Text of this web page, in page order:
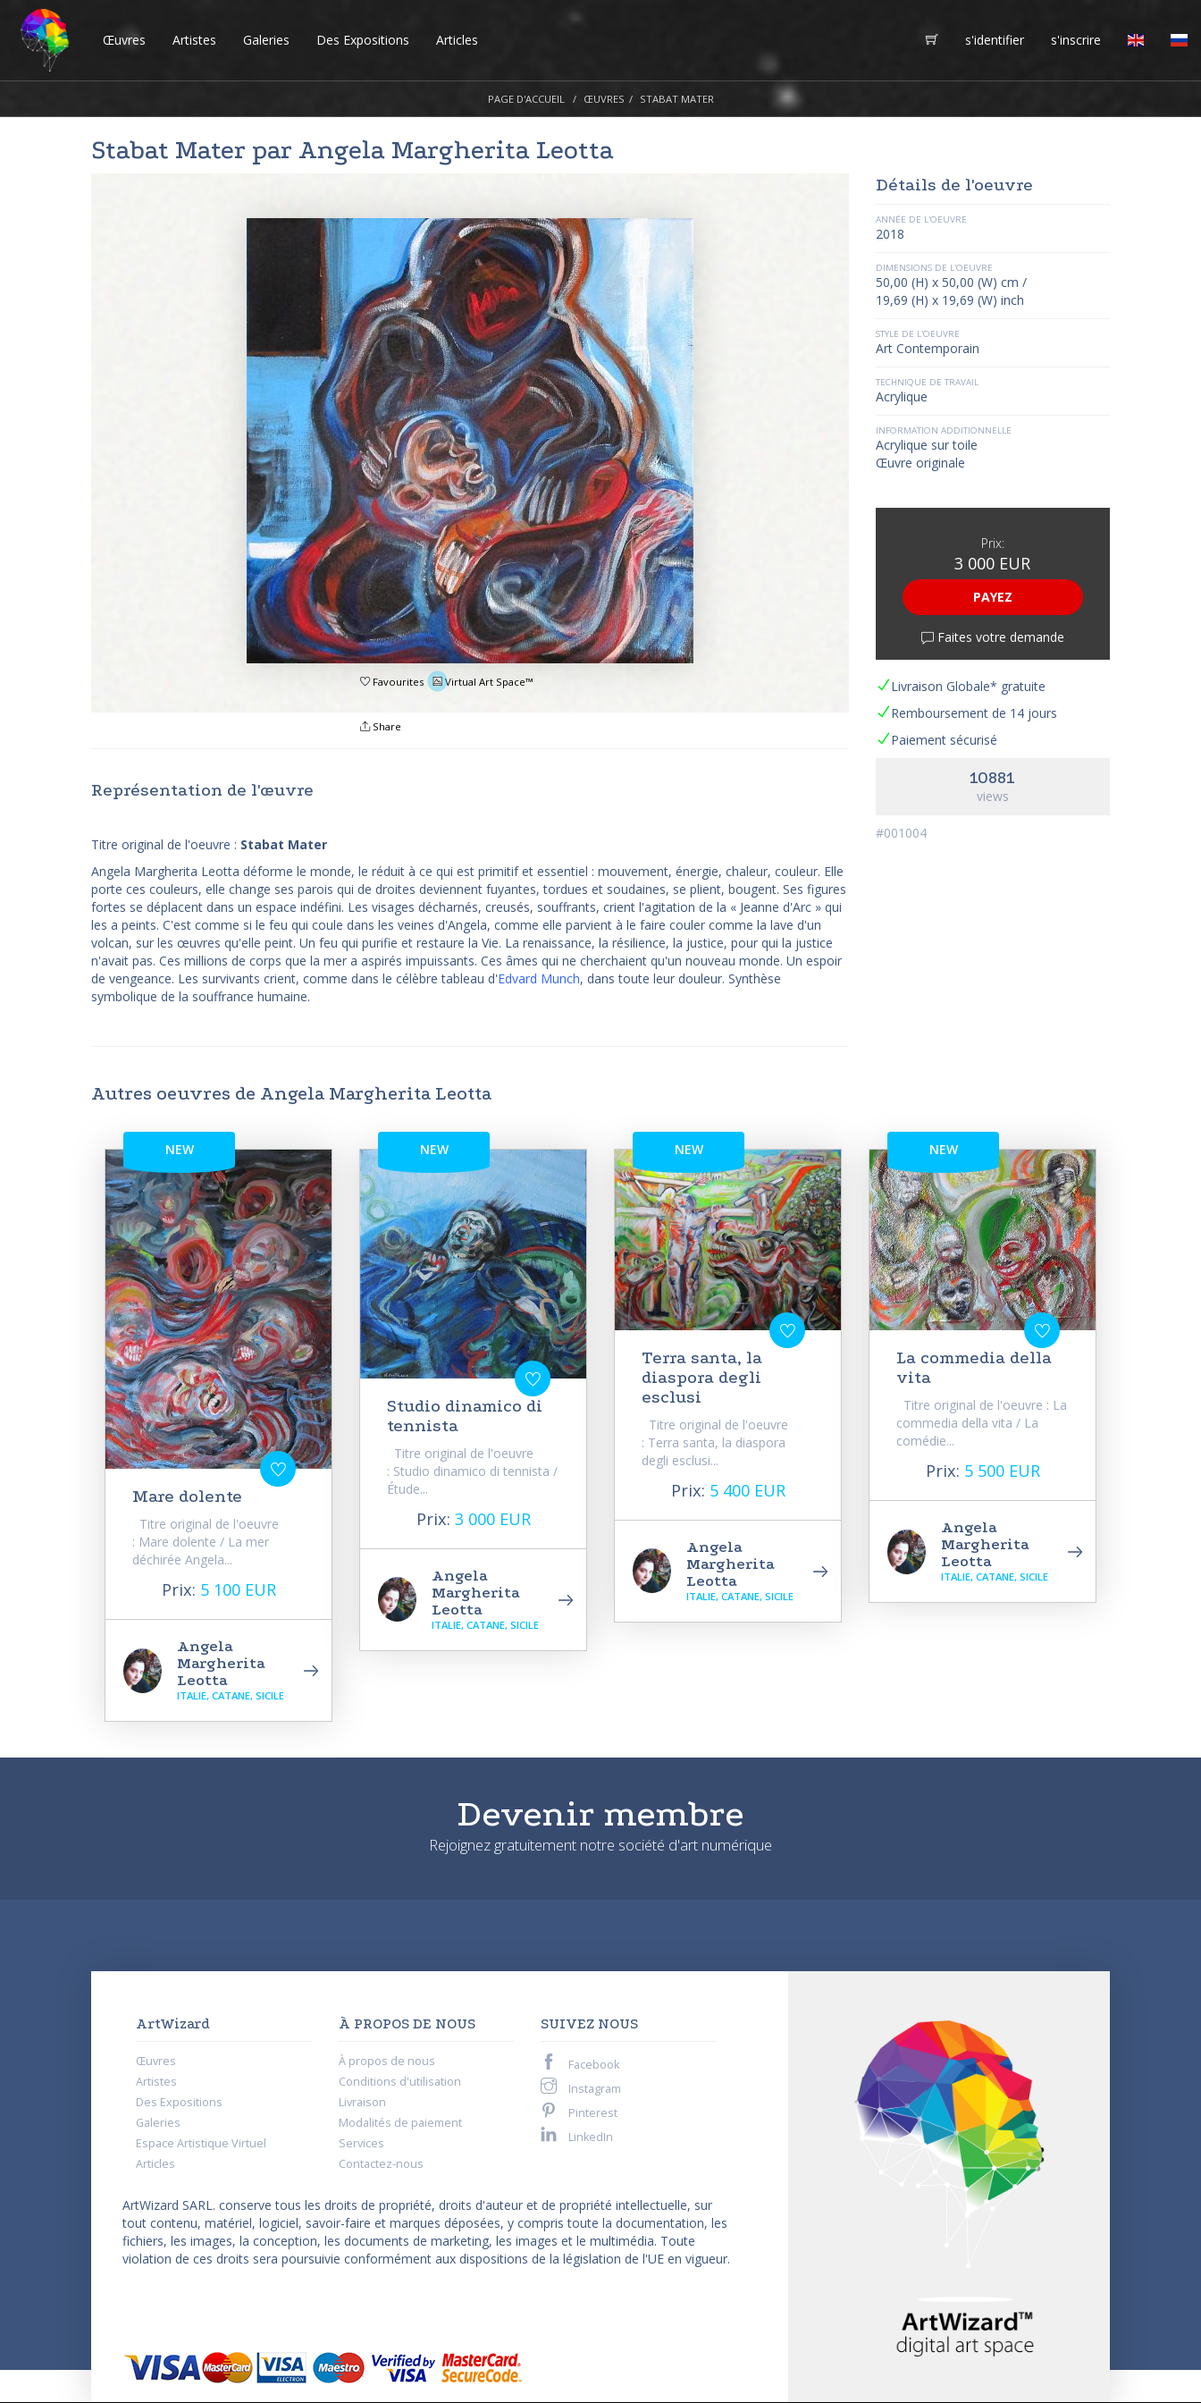
Œuvres Artistes Galeries Des Expositions Articles s'identifier s'inscrire
PAGE D'ACCUEIL ŒUVRES STABAT MATER
Stabat Mater par Angela Margherita Leotta
Favourites Virtual Art Space™
Share
Représentation de l'œuvre
Titre original de l'oeuvre : Stabat Mater
Angela Margherita Leotta déforme le monde, le réduit à ce qui est primitif et essentiel : mouvement, énergie, chaleur, couleur. Elle
porte ces couleurs, elle change ses parois qui de droites deviennent fuyantes, tordues et soudaines, se plient, bougent. Ses figures
fortes se déplacent dans un espace indéfini. Les visages décharnés, creusés, souffrants, crient l'agitation de la « Jeanne d'Arc » qui
les a peints. C'est comme si le feu qui coule dans les veines d'Angela, comme elle parvient à le faire couler comme la lave d'un
volcan, sur les œuvres qu'elle peint. Un feu qui purifie et restaure la Vie. La renaissance, la résilience, la justice, pour qui la justice
n'avait pas. Ces millions de corps que la mer a aspirés impuissants. Ces âmes qui ne cherchaient qu'un nouveau monde. Un espoir
de vengeance. Les survivants crient, comme dans le célèbre tableau d'Edvard Munch, dans toute leur douleur. Synthèse
symbolique de la souffrance humaine.
Détails de l'oeuvre
ANNÉE DE L'OEUVRE
2018
DIMENSIONS DE L'OEUVRE
50,00 (H) x 50,00 (W) cm /
19,69 (H) x 19,69 (W) inch
STYLE DE L'OEUVRE
Art Contemporain
TECHNIQUE DE TRAVAIL
Acrylique
INFORMATION ADDITIONNELLE
Acrylique sur toile
Œuvre originale
Prix:
3 000 EUR
PAYEZ
Faites votre demande
Livraison Globale* gratuite
Remboursement de 14 jours
Paiement sécurisé
10881
views
#001004
Autres oeuvres de Angela Margherita Leotta
NEW
Mare dolente
Titre original de l'oeuvre
: Mare dolente / La mer
déchirée Angela...
Prix: 5 100 EUR
Angela
Margherita
Leotta
ITALIE, CATANE, SICILE
NEW
Studio dinamico di
tennista
Titre original de l'oeuvre
: Studio dinamico di tennista /
Étude...
Prix: 3 000 EUR
Angela
Margherita
Leotta
ITALIE, CATANE, SICILE
NEW
Terra santa, la
diaspora degli
esclusi
Titre original de l'oeuvre
: Terra santa, la diaspora
degli esclusi...
Prix: 5 400 EUR
Angela
Margherita
Leotta
ITALIE, CATANE, SICILE
NEW
La commedia della
vita
Titre original de l'oeuvre : La
commedia della vita / La
comédie...
Prix: 5 500 EUR
Angela
Margherita
Leotta
ITALIE, CATANE, SICILE
Devenir membre
Rejoignez gratuitement notre société d'art numérique
ArtWizard
Œuvres
Artistes
Des Expositions
Galeries
Espace Artistique Virtuel
Articles
À PROPOS DE NOUS
À propos de nous
Conditions d'utilisation
Livraison
Modalités de paiement
Services
Contactez-nous
SUIVEZ NOUS
Facebook
Instagram
Pinterest
LinkedIn
ArtWizard SARL. conserve tous les droits de propriété, droits d'auteur et de propriété intellectuelle, sur
tout contenu, matériel, logiciel, savoir-faire et marques déposées, y compris toute la documentation, les
fichiers, les images, la conception, les documents de marketing, les images et le multimédia. Toute
violation de ces droits sera poursuivie conformément aux dispositions de la législation de l'UE en vigueur.